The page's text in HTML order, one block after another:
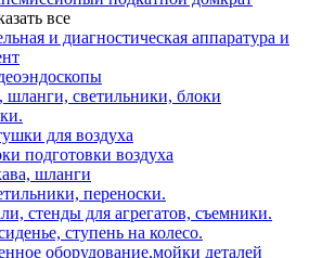
все
и диагностическая аппаратура и
светильники, блоки
для воздуха
подготовки воздуха
шланги
переноски.
стенды для агрегатов, съемники.
ступень на колесо.
оборудование,мойки деталей